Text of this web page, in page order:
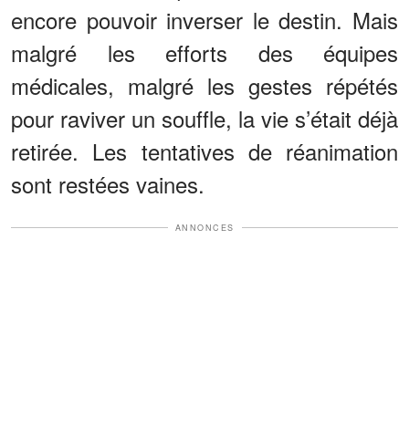
encore pouvoir inverser le destin. Mais
malgré les efforts des équipes
médicales, malgré les gestes répétés
pour raviver un souffle, la vie s’était déjà
retirée. Les tentatives de réanimation
sont restées vaines.
ANNONCES